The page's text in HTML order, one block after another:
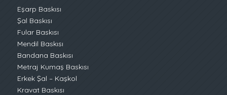
Eşarp Baskısı
Şal Baskısı
Fular Baskısı
Mendil Baskısı
Bandana Baskısı
Metraj Kumaş Baskısı
Erkek Şal – Kaşkol
Kravat Baskısı